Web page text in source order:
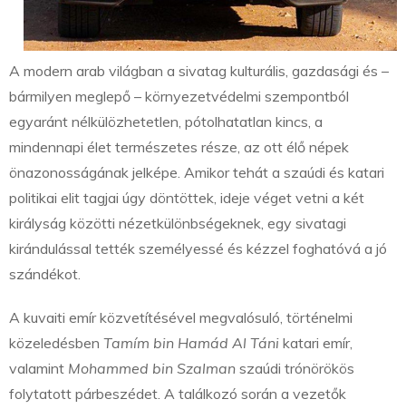
A modern arab világban a sivatag kulturális, gazdasági és –
bármilyen meglepő – környezetvédelmi szempontból
egyaránt nélkülözhetetlen, pótolhatatlan kincs, a
mindennapi élet természetes része, az ott élő népek
önazonosságának jelképe. Amikor tehát a szaúdi és katari
politikai elit tagjai úgy döntöttek, ideje véget vetni a két
királyság közötti nézetkülönbségeknek, egy sivatagi
kirándulással tették személyessé és kézzel foghatóvá a jó
szándékot.
A kuvaiti emír közvetítésével megvalósuló, történelmi
közeledésben Tamím bin Hamád Al Táni katari emír,
valamint Mohammed bin Szalman szaúdi trónörökös
folytatott párbeszédet. A találkozó során a vezetők